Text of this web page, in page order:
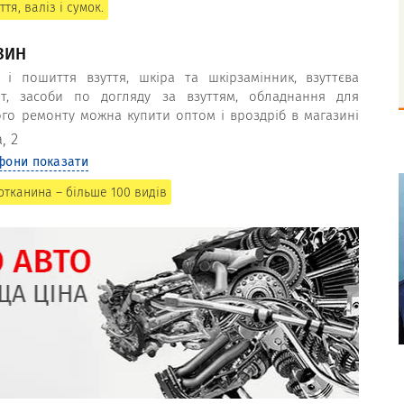
валіз і сумок.
пошиття взуття, шкіра та шкірзамінник, взуттєва
засоби по догляду за взуттям, обладнання для
ремонту можна купити оптом і вроздріб в магазині
2
показати
– більше 100 видів